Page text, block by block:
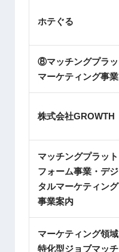
ホテぐる
⑧マッチングプラ
マーケティング事業
株式会社GROWTH
マッチングプラット
フォーム事業・デジ
タルマーケティング
事業案内
マーケティング領域
特化型ジョブマッチ